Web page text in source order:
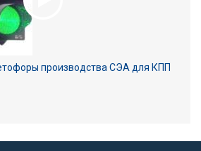
производства СЭА для КПП